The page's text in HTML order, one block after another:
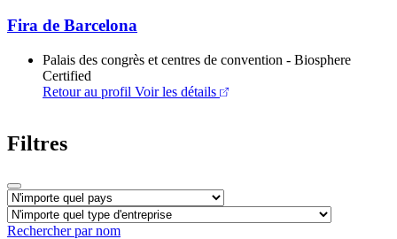
Fira de Barcelona
Palais des congrès et centres de convention - Biosphere
Certified
Retour au profil Voir les détails
Filtres
Rechercher par nom